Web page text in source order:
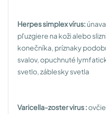
Herpes simplex vírus:
pľuzgiere na koži alebo
konečníka, príznaky
svalov, opuchnuté
svetlo, záblesky svetla
Varicella-zoster virus :